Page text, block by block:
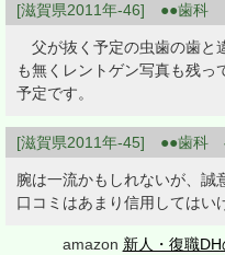
[滋賀県2011年-46] ●●歯科
父が抜く予定の虫歯の歯と
も無くレントゲン写真も残っ
予定です。
[滋賀県2011年-45] ●●歯科
腕は一流かもしれないが、誠
口コミはあまり信用してはい
amazon 新人・復職